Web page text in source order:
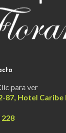
para ver
87, Hotel Caribe
228